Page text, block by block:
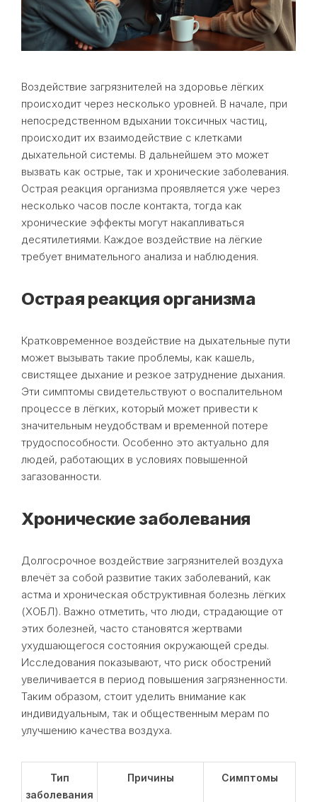
Воздействие загрязнителей на здоровье лёгких
происходит через несколько уровней. В начале, при
непосредственном вдыхании токсичных частиц,
происходит их взаимодействие с клетками
дыхательной системы. В дальнейшем это может
вызвать как острые, так и хронические заболевания.
Острая реакция организма проявляется уже через
несколько часов после контакта, тогда как
хронические эффекты могут накапливаться
десятилетиями. Каждое воздействие на лёгкие
требует внимательного анализа и наблюдения.
Острая реакция организма
Кратковременное воздействие на дыхательные пути
может вызывать такие проблемы, как кашель,
свистящее дыхание и резкое затруднение дыхания.
Эти симптомы свидетельствуют о воспалительном
процессе в лёгких, который может привести к
значительным неудобствам и временной потере
трудоспособности. Особенно это актуально для
людей, работающих в условиях повышенной
загазованности.
Хронические заболевания
Долгосрочное воздействие загрязнителей воздуха
влечёт за собой развитие таких заболеваний, как
астма и хроническая обструктивная болезнь лёгких
(ХОБЛ). Важно отметить, что люди, страдающие от
этих болезней, часто становятся жертвами
ухудшающегося состояния окружающей среды.
Исследования показывают, что риск обострений
увеличивается в период повышения загрязненности.
Таким образом, стоит уделить внимание как
индивидуальным, так и общественным мерам по
улучшению качества воздуха.
Тип
заболевания
Причины Симптомы